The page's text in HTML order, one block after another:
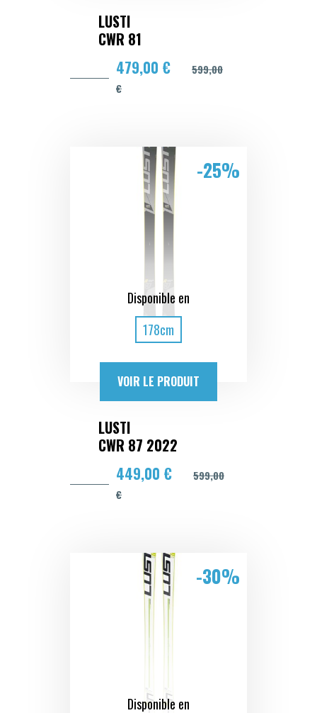
LUSTI
CWR 81
479,00 €
599,00
€
Disponible en
178cm
-25%
VOIR LE PRODUIT
LUSTI
CWR 87 2022
449,00 €
599,00
€
Disponible en
-30%